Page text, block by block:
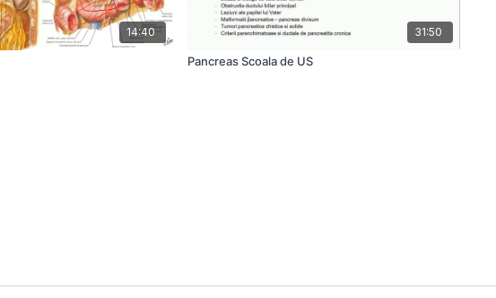
14:40 31:50
Pancreas Scoala de US